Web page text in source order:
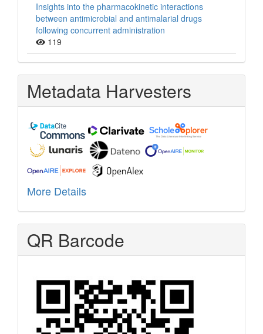
Insights into the pharmacokinetic interactions
between antimicrobial and antimalarial drugs
following concurrent administration
119
Metadata Harvesters
More Details
QR Barcode